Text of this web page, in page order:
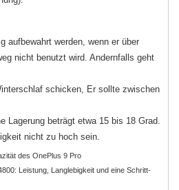
aufbewahrt werden, wenn er über
nicht benutzt wird. Andernfalls geht
schicken, Er sollte zwischen
Lagerung beträgt etwa 15 bis 18 Grad.
nicht zu hoch sein.
des OnePlus 9 Pro
Leistung, Langlebigkeit und eine Schritt-